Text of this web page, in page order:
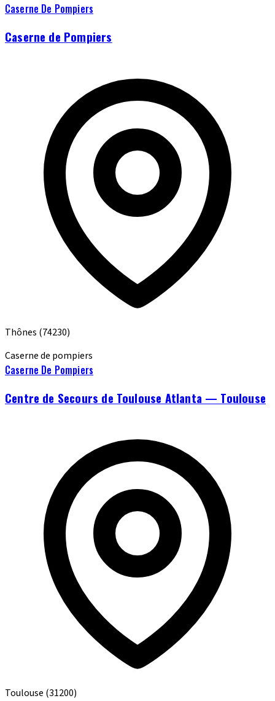
Caserne De Pompiers
Caserne de Pompiers
Thônes (74230)
Caserne de pompiers
Caserne De Pompiers
Centre de Secours de Toulouse Atlanta — Toulouse
Toulouse (31200)